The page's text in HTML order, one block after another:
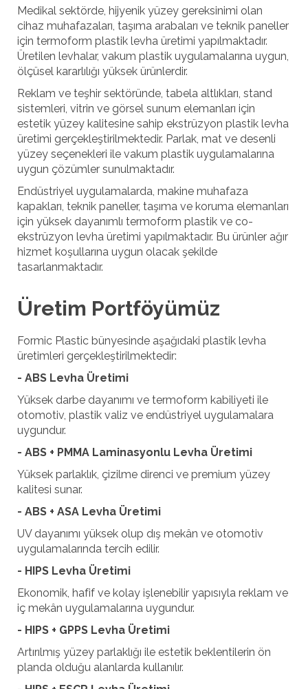
Medikal sektörde, hijyenik yüzey gereksinimi olan
cihaz muhafazaları, taşıma arabaları ve teknik paneller
için termoform plastik levha üretimi yapılmaktadır.
Üretilen levhalar, vakum plastik uygulamalarına uygun,
ölçüsel kararlılığı yüksek ürünlerdir.
Reklam ve teşhir sektöründe, tabela altlıkları, stand
sistemleri, vitrin ve görsel sunum elemanları için
estetik yüzey kalitesine sahip ekstrüzyon plastik levha
üretimi gerçekleştirilmektedir. Parlak, mat ve desenli
yüzey seçenekleri ile vakum plastik uygulamalarına
uygun çözümler sunulmaktadır.
Endüstriyel uygulamalarda, makine muhafaza
kapakları, teknik paneller, taşıma ve koruma elemanları
için yüksek dayanımlı termoform plastik ve co-
ekstrüzyon levha üretimi yapılmaktadır. Bu ürünler ağır
hizmet koşullarına uygun olacak şekilde
tasarlanmaktadır.
Üretim Portföyümüz
Formic Plastic bünyesinde aşağıdaki plastik levha
üretimleri gerçekleştirilmektedir:
- ABS Levha Üretimi
Yüksek darbe dayanımı ve termoform kabiliyeti ile
otomotiv, plastik valiz ve endüstriyel uygulamalara
uygundur.
- ABS + PMMA Laminasyonlu Levha Üretimi
Yüksek parlaklık, çizilme direnci ve premium yüzey
kalitesi sunar.
- ABS + ASA Levha Üretimi
UV dayanımı yüksek olup dış mekân ve otomotiv
uygulamalarında tercih edilir.
- HIPS Levha Üretimi
Ekonomik, hafif ve kolay işlenebilir yapısıyla reklam ve
iç mekân uygulamalarına uygundur.
- HIPS + GPPS Levha Üretimi
Artırılmış yüzey parlaklığı ile estetik beklentilerin ön
planda olduğu alanlarda kullanılır.